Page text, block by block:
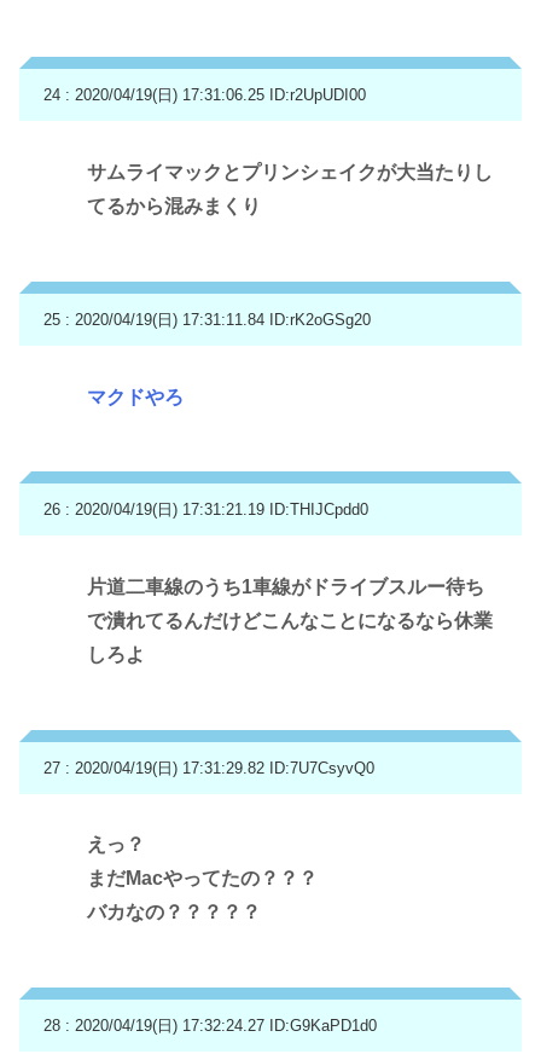
24 : 2020/04/19(日) 17:31:06.25 ID:r2UpUDI00
サムライマックとプリンシェイクが大当たりし
てるから混みまくり
25 : 2020/04/19(日) 17:31:11.84 ID:rK2oGSg20
マクドやろ
26 : 2020/04/19(日) 17:31:21.19 ID:THIJCpdd0
片道二車線のうち1車線がドライブスルー待ち
で潰れてるんだけどこんなことになるなら休業
しろよ
27 : 2020/04/19(日) 17:31:29.82 ID:7U7CsyvQ0
えっ？
まだMacやってたの？？？
バカなの？？？？？
28 : 2020/04/19(日) 17:32:24.27 ID:G9KaPD1d0